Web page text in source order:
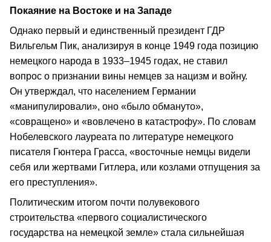
Покаяние на Востоке и на Западе
Однако первый и единственный президент ГДР
Вильгельм Пик, анализируя в конце 1949 года позицию
немецкого народа в 1933–1945 годах, не ставил
вопрос о признании вины немцев за нацизм и войну.
Он утверждал, что населением Германии
«манипулировали», оно «было обмануто»,
«совращено» и «вовлечено в катастрофу». По словам
Нобелевского лауреата по литературе немецкого
писателя Гюнтера Грасса, «восточные немцы видели
себя или жертвами Гитлера, или козлами отпущения за
его преступления».
Политическим итогом почти полувекового
строительства «первого социалистического
государства на немецкой земле» стала сильнейшая